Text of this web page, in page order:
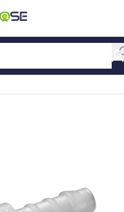
RACCORDS PVDF